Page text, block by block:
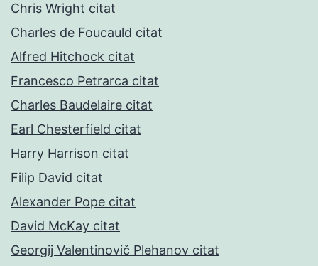
Chris Wright citat
Charles de Foucauld citat
Alfred Hitchock citat
Francesco Petrarca citat
Charles Baudelaire citat
Earl Chesterfield citat
Harry Harrison citat
Filip David citat
Alexander Pope citat
David McKay citat
Georgij Valentinovič Plehanov citat